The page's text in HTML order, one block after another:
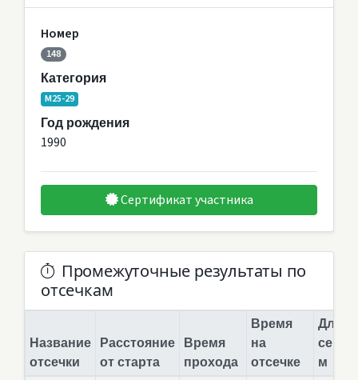
Номер
148
Категория
M25-29
Год рождения
1990
Сертификат участника
Промежуточные результаты по
отсечкам
Название
отсечки
Расстояние
от старта
Время
прохода
Время
на
отсечке
Длина
м